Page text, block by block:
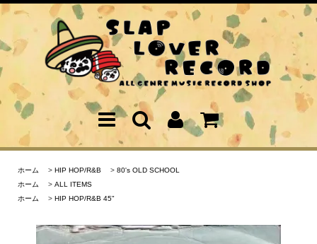
ホーム > HIP HOP/R&B > 80's OLD SCHOOL
ホーム
> ALL ITEMS
ホーム
> HIP HOP/R&B 45"